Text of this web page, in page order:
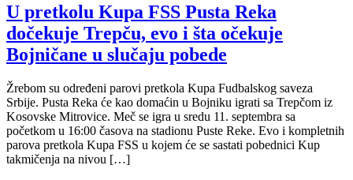
U pretkolu Kupa FSS Pusta Reka
dočekuje Trepču, evo i šta očekuje
Bojničane u slučaju pobede
Žrebom su određeni parovi pretkola Kupa Fudbalskog saveza
Srbije. Pusta Reka će kao domaćin u Bojniku igrati sa Trepčom iz
Kosovske Mitrovice. Meč se igra u sredu 11. septembra sa
početkom u 16:00 časova na stadionu Puste Reke. Evo i kompletnih
parova pretkola Kupa FSS u kojem će se sastati pobednici Kup
takmičenja na nivou […]